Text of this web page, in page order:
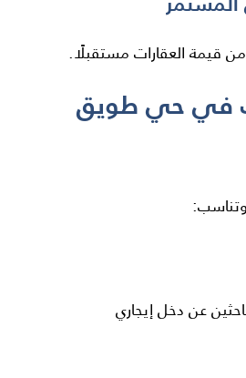
من قيمة العقارات مستقبلًا.
في حي طويق
وتناسب:
عن دخل إيجاري